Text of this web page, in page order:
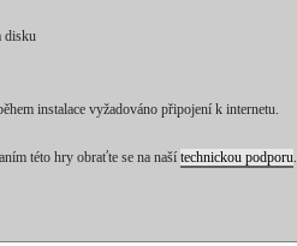
disku
instalace vyžadováno připojení k internetu.
této hry obraťte se na naší technickou podporu.